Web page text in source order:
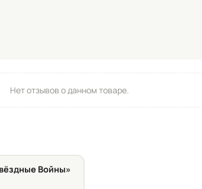
Нет отзывов о данном товаре.
Войны»